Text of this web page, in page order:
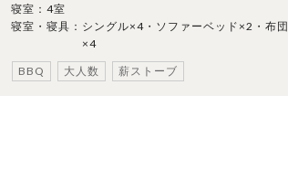
寝室： 4室
寝室・寝具： シングル×4・ソファーベッド×2・布団
×4
BBQ 大人数 薪ストーブ